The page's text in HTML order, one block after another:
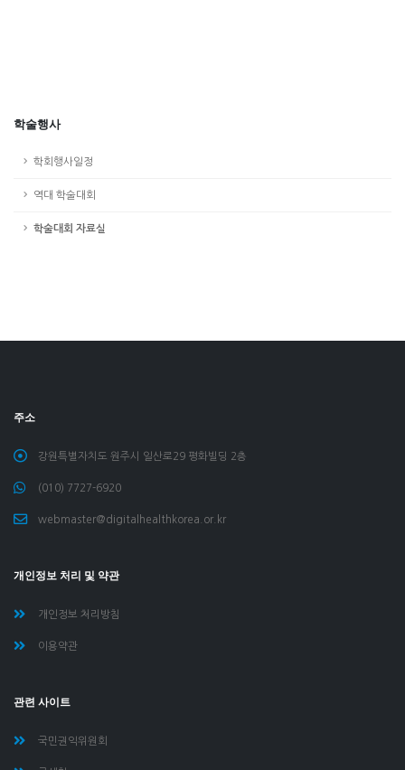
학술행사
학회행사일정
역대 학술대회
학술대회 자료실
주소
강원특별자치도 원주시 일산로29 평화빌딩 2층
(010) 7727-6920
webmaster@digitalhealthkorea.or.kr
개인정보 처리 및 약관
개인정보 처리방침
이용약관
관련 사이트
국민권익위원회